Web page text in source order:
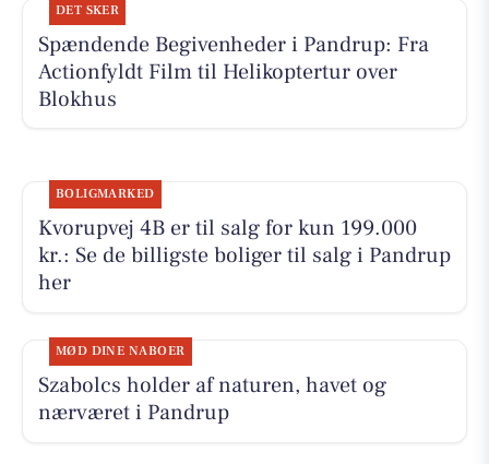
DET SKER
Spændende Begivenheder i Pandrup: Fra
Actionfyldt Film til Helikoptertur over
Blokhus
BOLIGMARKED
Kvorupvej 4B er til salg for kun 199.000
kr.: Se de billigste boliger til salg i Pandrup
her
MØD DINE NABOER
Szabolcs holder af naturen, havet og
nærværet i Pandrup